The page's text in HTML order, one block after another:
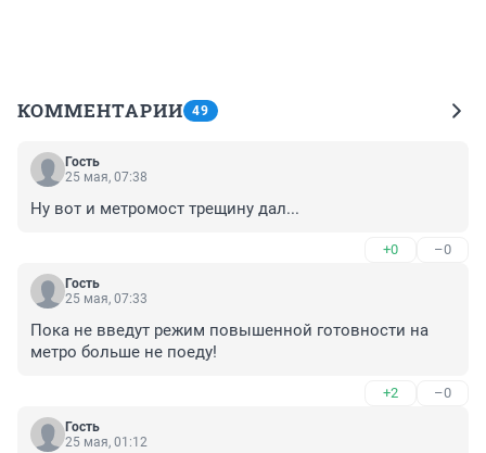
КОММЕНТАРИИ 49
Гость
25 мая, 07:38
Ну вот и метромост трещину дал...
+0 –0
Гость
25 мая, 07:33
Пока не введут режим повышенной готовности на
метро больше не поеду!
+2 –0
Гость
25 мая, 01:12